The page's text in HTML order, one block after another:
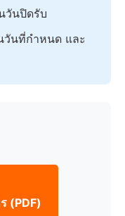
วันปิดรับ
วันที่กำหนด และ
(PDF)